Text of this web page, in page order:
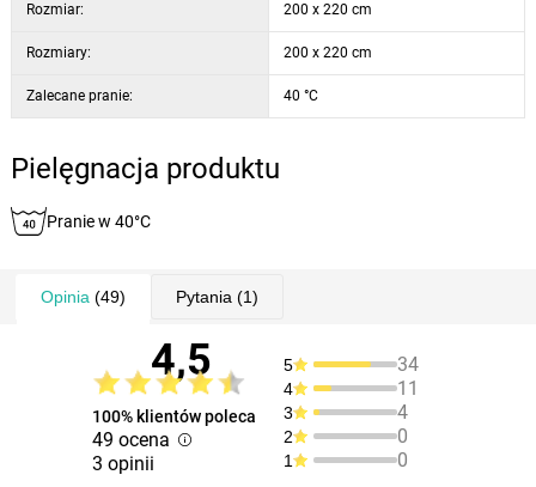
Rozmiar: 200 x 220 cm
Rozmiary: 200 x 220 cm
Zalecane pranie: 40 °C
Pielęgnacja produktu
Pranie w 40°C
Opinia (49) Pytania (1)
4,5
100% klientów poleca
49 ocena
3 opinii
5 34
4 11
3 4
2 0
1 0